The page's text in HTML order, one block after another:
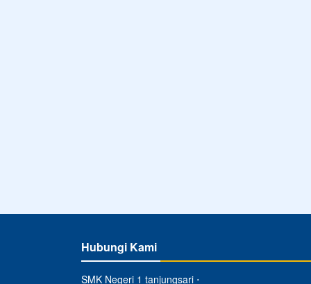
Hubungi Kami
SMK Negeri 1 tanjungsari ⋅